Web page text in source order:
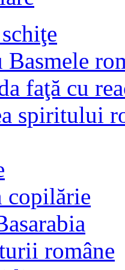
Basmele
faţă cu
spiritului
române